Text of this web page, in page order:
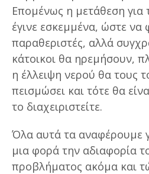
Επομένως η μετάθεση για
έγινε εσκεμμένα, ώστε να
παραθεριστές, αλλά
κάτοικοι θα ηρεμήσουν,
η έλλειψη νερού θα τους
πεισμώσει και τότε θα
το διαχειριστείτε.
Όλα αυτά τα αναφέρουμε
μια φορά την αδιαφορία
προβλήματος ακόμα και